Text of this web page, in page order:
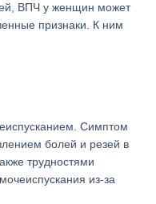
ВПЧ у женщин может
признаки. К ним
Симптом
болей и резей в
трудностями
из-за